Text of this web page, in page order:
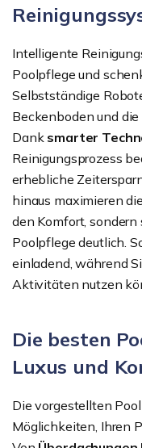
Intelligente
Poolpflege und
Selbstständige
Beckenboden und
Danksmarter
Reinigungsprozess
erhebliche
hinaus maximieren
den Komfort,
Poolpflege deutlich.
einladend, während
Aktivitäten nutzen
Die besten
Luxus und
Die vorgestellten
Möglichkeiten, Ihren